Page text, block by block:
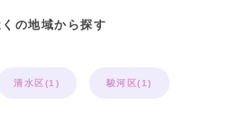
の地域から探す
清水区(1) 駿河区(1)